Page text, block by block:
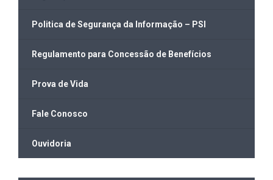
Politica de Segurança da Informação – PSI
Regulamento para Concessão de Benefícios
Prova de Vida
Fale Conosco
Ouvidoria